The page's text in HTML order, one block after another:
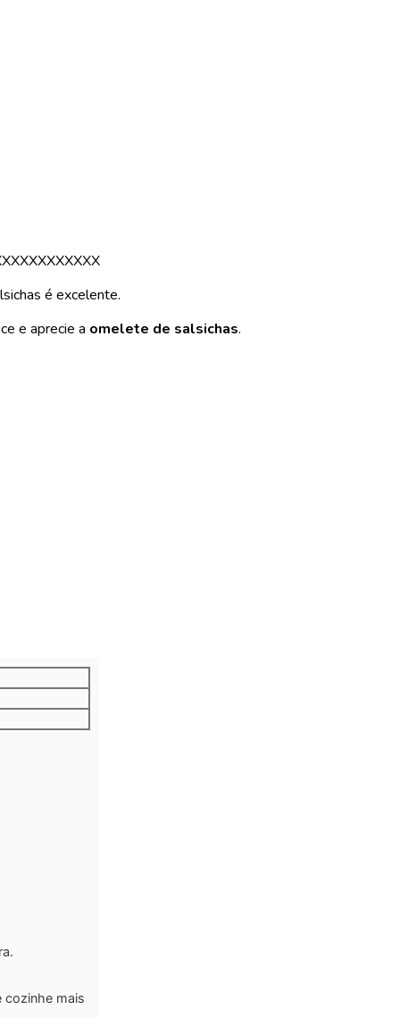
é excelente.
e aprecie a omelete de salsichas.
cozinhe mais